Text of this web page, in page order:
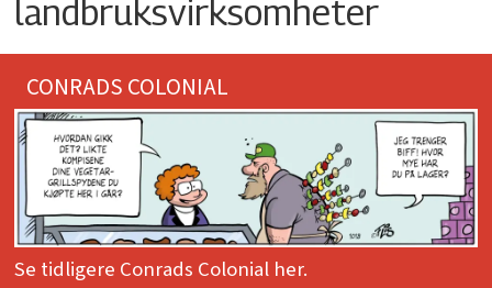
landbruksvirksomheter
CONRADS COLONIAL
Se tidligere Conrads Colonial her.